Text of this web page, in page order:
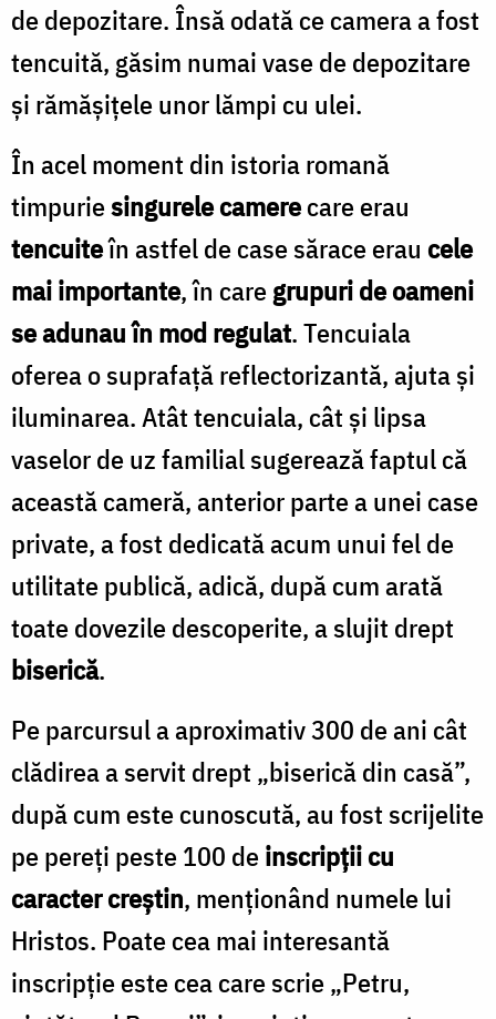
de depozitare. Însă odată ce camera a fost
tencuită, găsim numai vase de depozitare
și rămășițele unor lămpi cu ulei.
În acel moment din istoria romană
timpuriesingurele camerecare erau
tencuiteîn astfel de case sărace erau cele
mai importante, în caregrupuri de oameni
se adunau în mod regulat. Tencuiala
oferea o suprafață reflectorizantă, ajuta și
iluminarea. Atât tencuiala, cât și lipsa
vaselor de uz familial sugerează faptul că
această cameră, anterior parte a unei case
private, a fost dedicată acum unui fel de
utilitate publică, adică, după cum arată
toate dovezile descoperite, a slujit drept
biserică.
Pe parcursul a aproximativ 300 de ani cât
clădirea a servit drept „biserică din casă”,
după cum este cunoscută, au fost scrijelite
pe pereți peste 100 deinscripții cu
caracter creștin, menționând numele lui
Hristos. Poate cea mai interesantă
inscripție este cea care scrie „Petru,